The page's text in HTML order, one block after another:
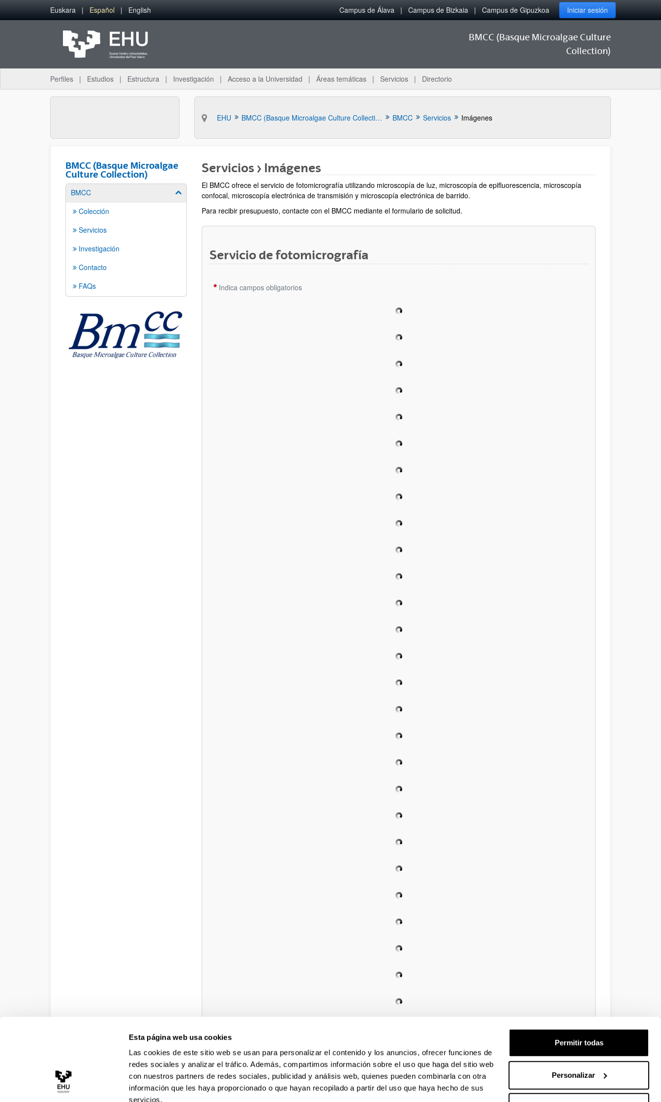
Esta página web usa cookies
Las cookies de este sitio web se usan para personalizar el contenido y los anuncios, ofrecer funciones de
redes sociales y analizar el tráfico. Además, compartimos información sobre el uso que haga del sitio web
con nuestros partners de redes sociales, publicidad y análisis web, quienes pueden combinarla con otra
información que les haya proporcionado o que hayan recopilado a partir del uso que haya hecho de sus
servicios.
Permitir todas
Personalizar
Saltar al contenido principal
Euskara Español English Campus de Álava Campus de Bizkaia Campus de Gipuzkoa Iniciar sesión
BMCC (Basque Microalgae Culture
Collection)
Perfiles Estudios Estructura Investigación Acceso a la Universidad Áreas temáticas Servicios Directorio
EHU BMCC (Basque Microalgae Culture Collection) BMCC Servicios Imágenes
BMCC (Basque Microalgae
Culture Collection)
BMCC Mostrar/ocultar subpáginas
Colección
Servicios
Investigación
Contacto
FAQs
Servicios > Imágenes
El BMCC ofrece el servicio de fotomicrografía utilizando microscopía de luz, microscopía de epifluorescencia, microscopía
confocal, microscopía electrónica de transmisión y microscopía electrónica de barrido.
Para recibir presupuesto, contacte con el BMCC mediante el formulario de solicitud.
Servicio de fotomicrografía
Indica campos obligatorios
Enviar